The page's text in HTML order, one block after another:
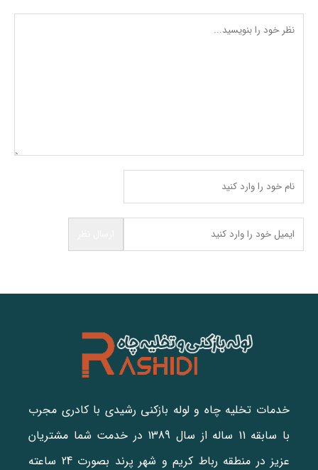
خدمات تخلیه چاه و لوله بازکنی رشیدی با کادری مجرب
با سابقه 11 ساله از سال 1389 در خدمت شما مشتریان
عزیز در منطقه رباط کریم و شهر پرند بصورت 24 ساعته